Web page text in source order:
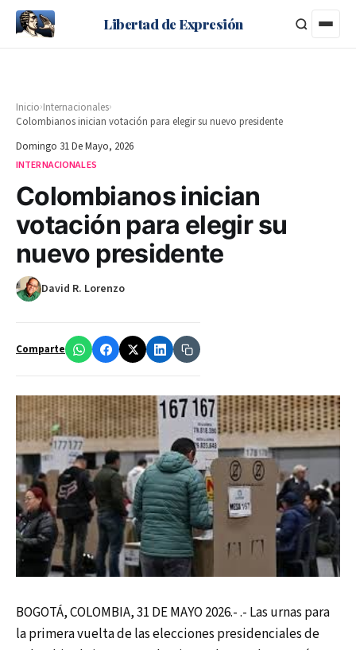
Libertad de Expresión
Inicio›Internacionales›
Colombianos inician votación para elegir su nuevo presidente
Domingo 31 De Mayo, 2026
INTERNACIONALES
Colombianos inician
votación para elegir su
nuevo presidente
David R. Lorenzo
Comparte
BOGOTÁ, COLOMBIA, 31 DE MAYO 2026.- .- Las urnas para
la primera vuelta de las elecciones presidenciales de